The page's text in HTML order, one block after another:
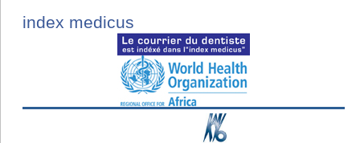
index medicus